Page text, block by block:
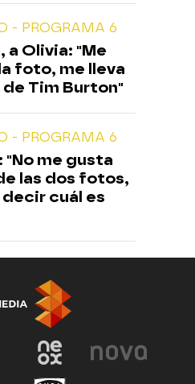
- PROGRAMA 6
a Olivia: "Me
foto, me lleva
de Tim Burton"
- PROGRAMA 6
"No me gusta
las dos fotos,
decir cuál es